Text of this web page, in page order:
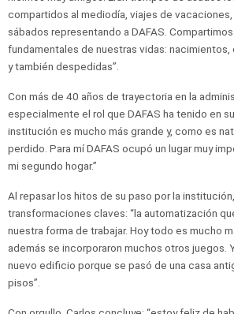
compartidos al mediodía, viajes de
sábados representando a DAFAS.
fundamentales de nuestras vidas:
y también despedidas”.
Con más de 40 años de trayectoria en la
especialmente el rol que DAFAS ha tenido en
institución es mucho más grande y, como es
perdido. Para mí DAFAS ocupó un lugar muy
mi segundo hogar.”
Al repasar los hitos de su paso por la
transformaciones claves: “la automatización
nuestra forma de trabajar. Hoy todo es mucho
además se incorporaron muchos otros juegos.
nuevo edificio porque se pasó de una casa
pisos”.